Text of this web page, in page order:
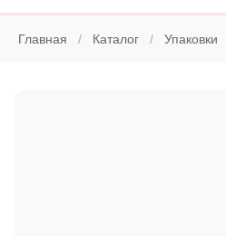
Главная / Каталог / Упаковки